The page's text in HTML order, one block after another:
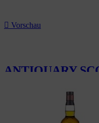
 Vorschau
ANTIQUARY